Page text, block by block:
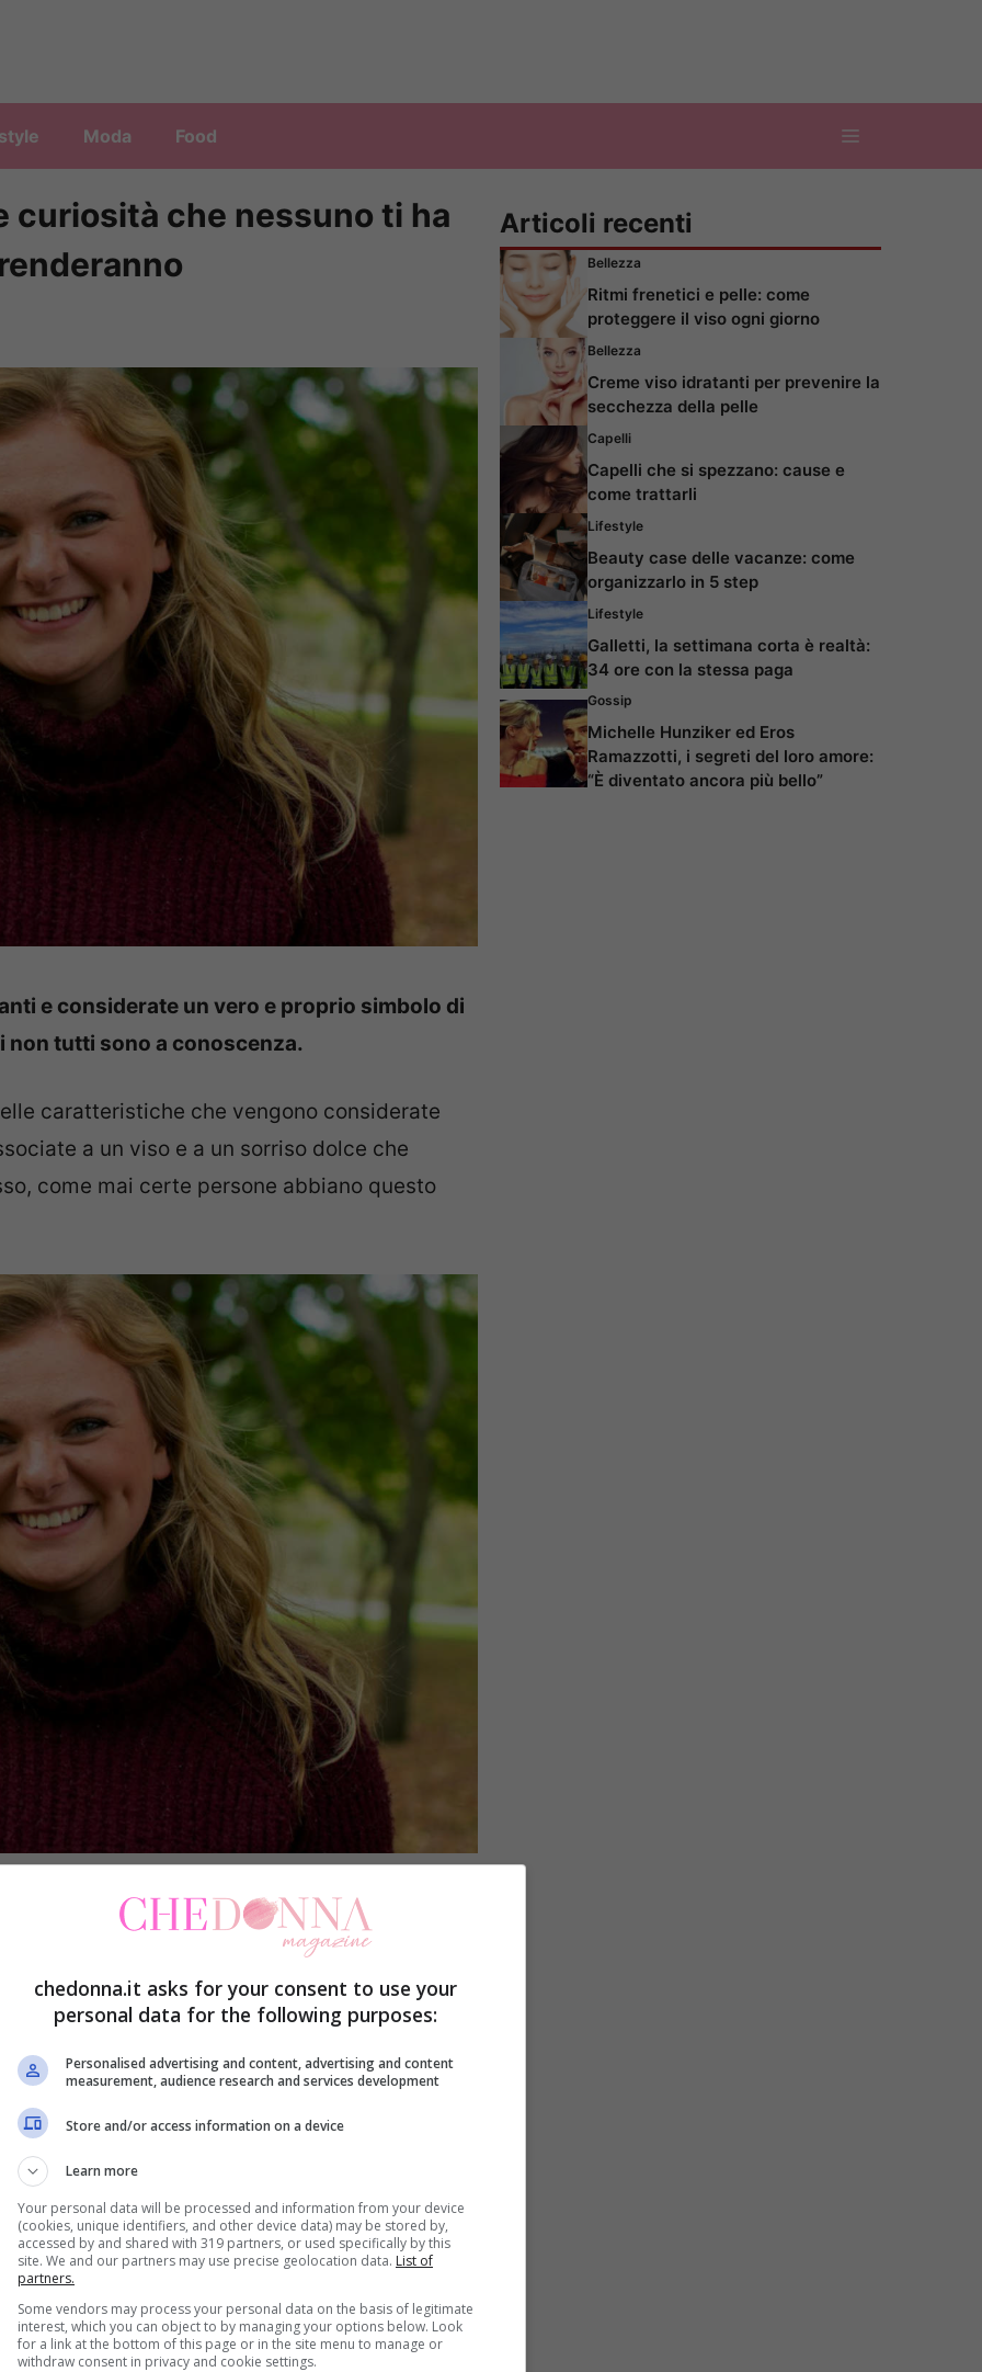
Moda Food
curiosità che nessuno ti ha
e considerate un vero e proprio simbolo di
non tutti sono a conoscenza.
caratteristiche che vengono considerate
a un viso e a un sorriso dolce che
come mai certe persone abbiano questo
svelato e che ti sorprenderanno – CheDonna.it
sono presenti soltanto nel 20% della
fisica che non passa mai
fossette sulle guance e le curiosità che
ereditarie? Perché
ti ha mai detto
più affascinanti del nostro aspetto
queste sono dovute a una “malformazione” –
dei muscoli. Ma le
fossette sulle guance
le curiosità che nessuno ti ha mai detto.
Articoli recenti
Bellezza
Ritmi frenetici e pelle: come
proteggere il viso ogni giorno
Bellezza
Creme viso idratanti per prevenire la
secchezza della pelle
Capelli
Capelli che si spezzano: cause e
come trattarli
Lifestyle
Beauty case delle vacanze: come
organizzarlo in 5 step
Lifestyle
Galletti, la settimana corta è realtà:
34 ore con la stessa paga
Gossip
Michelle Hunziker ed Eros
Ramazzotti, i segreti del loro amore:
“È diventato ancora più bello”
chedonna.it asks for your consent to use your
personal data for the following purposes:
Personalised advertising and content, advertising and content
measurement, audience research and services development
Store and/or access information on a device
Learn more
Your personal data will be processed and information from your device
(cookies, unique identifiers, and other device data) may be stored by,
accessed by and shared with 319 partners, or used specifically by this
site. We and our partners may use precise geolocation data. List of
partners.
Some vendors may process your personal data on the basis of legitimate
interest, which you can object to by managing your options below. Look
for a link at the bottom of this page or in the site menu to manage or
withdraw consent in privacy and cookie settings.